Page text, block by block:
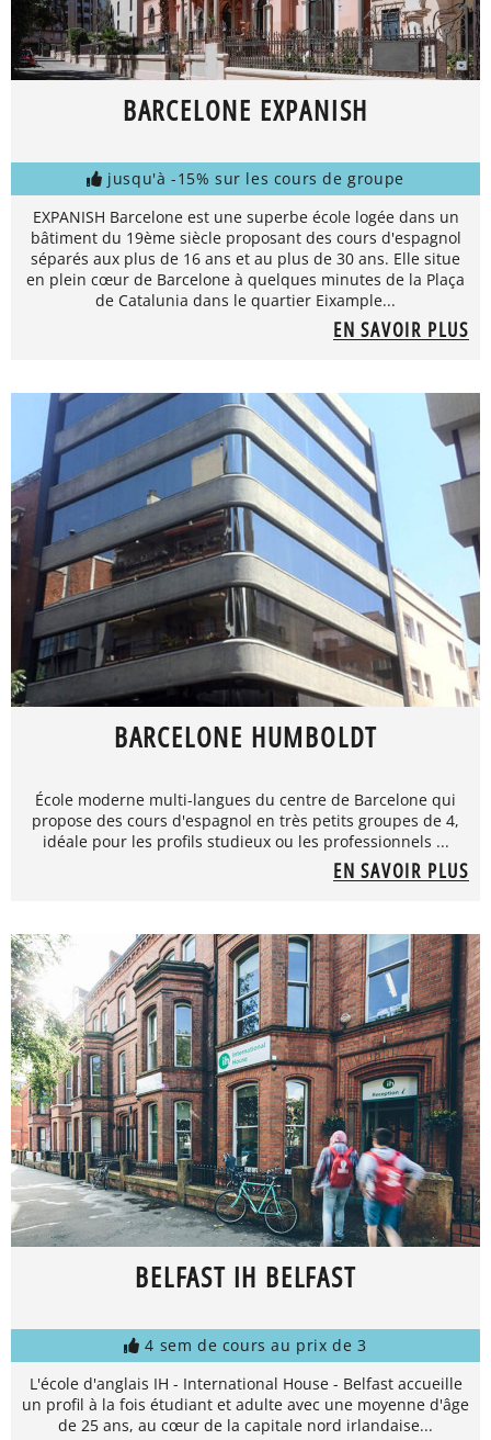
BARCELONE EXPANISH
jusqu'à -15% sur les cours de groupe
EXPANISH Barcelone est une superbe école logée dans un
bâtiment du 19ème siècle proposant des cours d'espagnol
séparés aux plus de 16 ans et au plus de 30 ans. Elle situe
en plein cœur de Barcelone à quelques minutes de la Plaça
de Catalunia dans le quartier Eixample...
EN SAVOIR PLUS
BARCELONE HUMBOLDT
École moderne multi-langues du centre de Barcelone qui
propose des cours d'espagnol en très petits groupes de 4,
idéale pour les profils studieux ou les professionnels ...
EN SAVOIR PLUS
BELFAST IH BELFAST
4 sem de cours au prix de 3
L'école d'anglais IH - International House - Belfast accueille
un profil à la fois étudiant et adulte avec une moyenne d'âge
de 25 ans, au cœur de la capitale nord irlandaise...